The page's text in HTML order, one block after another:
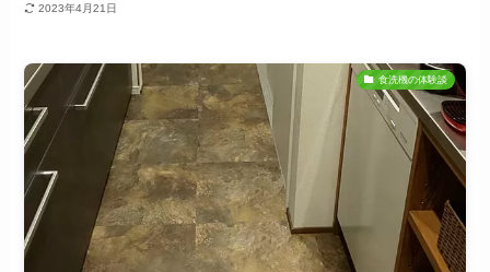
2023年4月21日
食洗機の体験談